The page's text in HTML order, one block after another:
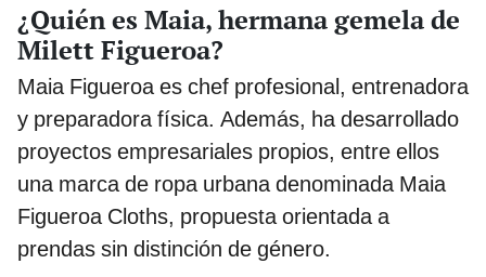
¿Quién es Maia, hermana gemela de
Milett Figueroa?
Maia Figueroa es chef profesional, entrenadora
y preparadora física. Además, ha desarrollado
proyectos empresariales propios, entre ellos
una marca de ropa urbana denominada Maia
Figueroa Cloths, propuesta orientada a
prendas sin distinción de género.